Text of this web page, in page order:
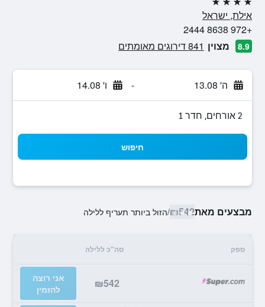
4 כוכבים
אילת, ישראל
+972 8638 2444
8.9 מצוין 841 דירוגים מאומתים
ה' 13.08 - ו' 14.08
2 אורחים, חדר 1
חיפוש
מבצעים מאת₪542
/הזול ביותר תעריף ללילה
ספק סה"כ ללילה
₪542
אני רוצה
להזמין